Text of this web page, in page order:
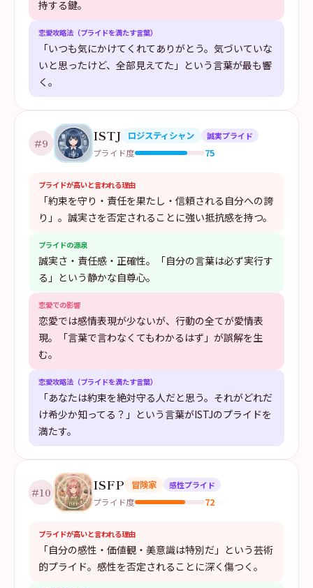
持する鍵。
恋愛攻略法（プライドを満たす言葉）
「いつも気にかけてくれてありがとう。気づいていな
いと思ったけど、全部見えてた」という言葉が最も響
く。
#9 ISTJ ロジスティシャン
誠実プライド
プライド度
75
プライドが高いと言われる理由
「約束を守り・責任を果たし・信頼される自分への誇
り」。誠実さを否定されることに強い抵抗感を持つ。
プライドの源泉
誠実さ・責任感・正確性。「自分の言葉は必ず実行す
る」という静かな自尊心。
恋愛での影響
恋愛では感情表現が少ないが、行動の全てが愛情表
現。「言葉で言わなくてもわかるはず」が誤解を生
む。
恋愛攻略法（プライドを満たす言葉）
「あなたは約束を絶対守る人だと思う。それがどれだ
け希少か知ってる？」という言葉がISTJのプライドを
満たす。
#10 ISFP 冒険家
感性プライド
プライド度
72
プライドが高いと言われる理由
「自分の感性・価値観・美意識は特別だ」という芸術
的プライド。感性を否定されることに深く傷つく。